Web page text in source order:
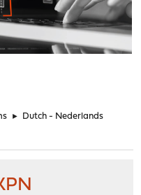
► Dutch - Nederlands